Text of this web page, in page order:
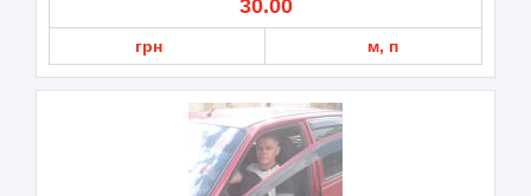
30.00
грн м, п